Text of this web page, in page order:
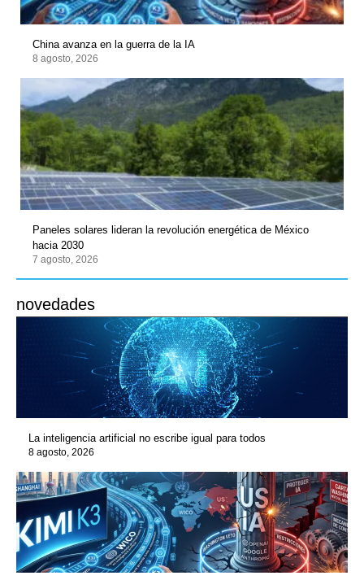
China avanza en la guerra de la IA
8 agosto, 2026
Paneles solares lideran la revolución energética de México
hacia 2030
7 agosto, 2026
novedades
La inteligencia artificial no escribe igual para todos
8 agosto, 2026